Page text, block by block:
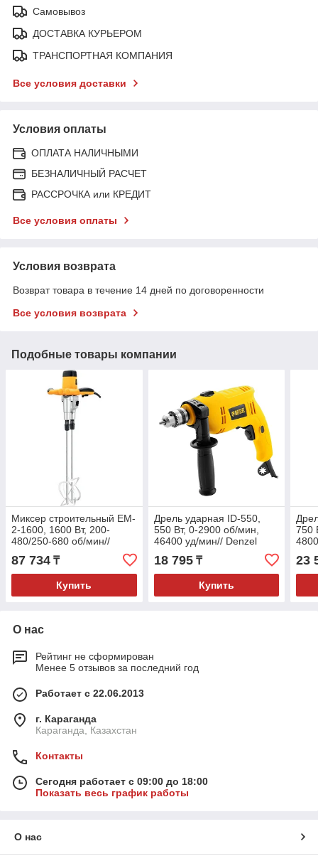
Самовывоз
ДОСТАВКА КУРЬЕРОМ
ТРАНСПОРТНАЯ КОМПАНИЯ
Все условия доставки
Условия оплаты
ОПЛАТА НАЛИЧНЫМИ
БЕЗНАЛИЧНЫЙ РАСЧЕТ
РАССРОЧКА или КРЕДИТ
Все условия оплаты
Условия возврата
Возврат товара в течение 14 дней по договоренности
Все условия возврата
Подобные товары компании
Миксер строительный EM-
2-1600, 1600 Вт, 200-
480/250-680 об/мин//
87 734 ₸
Купить
Дрель ударная ID-550,
550 Вт, 0-2900 об/мин,
46400 уд/мин// Denzel
18 795₸
Купить
750
23
О нас
Рейтинг не сформирован
Менее 5 отзывов за последний год
Работает с 22.06.2013
г. Караганда
Караганда, Казахстан
Контакты
Сегодня работает с 09:00 до 18:00
Показать весь график работы
О нас